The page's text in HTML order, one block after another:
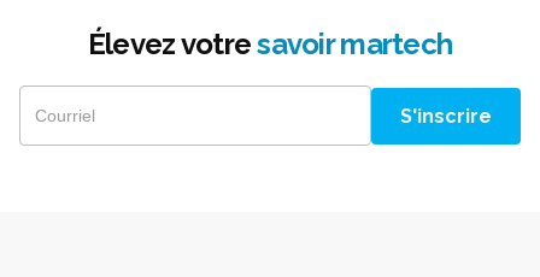
Élevez votresavoir martech